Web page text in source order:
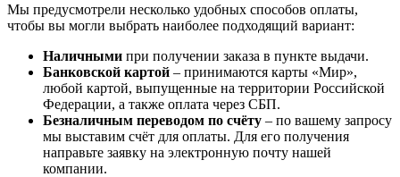
Мы предусмотрели несколько удобных способов оплаты,
чтобы вы могли выбрать наиболее подходящий вариант:
Наличными при получении заказа в пункте выдачи.
Банковской картой – принимаются карты «Мир»,
любой картой, выпущенные на территории Российской
Федерации, а также оплата через СБП.
Безналичным переводом по счёту – по вашему запросу
мы выставим счёт для оплаты. Для его получения
направьте заявку на электронную почту нашей
компании.